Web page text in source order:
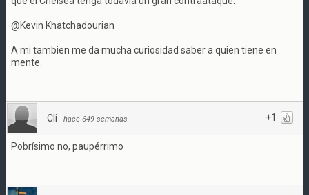
@Kevin Khatchadourian
A mi tambien me da mucha curiosidad saber a quien tiene en
mente.
+1
Cli · hace 649 semanas
Pobrísimo no, paupérrimo